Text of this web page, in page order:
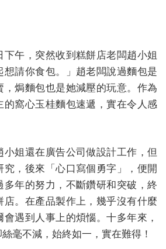
下午，突然收到糕餅店老闆趙小姐
想請你食包。」趙老闆說過麵包是
，焗麵包也是她減壓的玩意。作為
的窩心玉桂麵包速遞，實在令人感
小姐還在廣告公司做設計工作，但
究，後來「心口寫個勇字」，便開
多年的努力，不斷鑽研和突破，終
店。在產品製作上，幾乎沒有什麼
遇到人事上的煩惱。十多年來，
毫不減，始終如一，實在難得！